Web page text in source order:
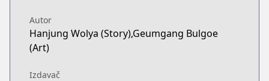
Autor
Hanjung Wolya (Story),Geumgang Bulgoe
(Art)
Izdavač